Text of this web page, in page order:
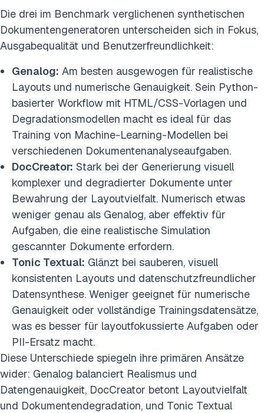
Die drei im Benchmark verglichenen synthetischen
Dokumentengeneratoren unterscheiden sich in Fokus,
Ausgabequalität und Benutzerfreundlichkeit:
Genalog: Am besten ausgewogen für realistische
Layouts und numerische Genauigkeit. Sein Python-
basierter Workflow mit HTML/CSS-Vorlagen und
Degradationsmodellen macht es ideal für das
Training von Machine-Learning-Modellen bei
verschiedenen Dokumentenanalyseaufgaben.
DocCreator: Stark bei der Generierung visuell
komplexer und degradierter Dokumente unter
Bewahrung der Layoutvielfalt. Numerisch etwas
weniger genau als Genalog, aber effektiv für
Aufgaben, die eine realistische Simulation
gescannter Dokumente erfordern.
Tonic Textual: Glänzt bei sauberen, visuell
konsistenten Layouts und datenschutzfreundlicher
Datensynthese. Weniger geeignet für numerische
Genauigkeit oder vollständige Trainingsdatensätze,
was es besser für layoutfokussierte Aufgaben oder
PII-Ersatz macht.
Diese Unterschiede spiegeln ihre primären Ansätze
wider: Genalog balanciert Realismus und
Datengenauigkeit, DocCreator betont Layoutvielfalt
und Dokumentendegradation, und Tonic Textual